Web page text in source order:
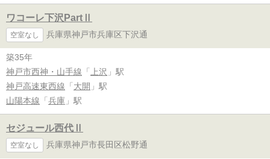
ワコーレ下沢PartⅡ
空室なし 兵庫県神戸市兵庫区下沢通
築35年
神戸市西神・山手線 「 上沢 」駅
神戸高速東西線 「 大開 」駅
山陽本線 「 兵庫 」駅
セジュール西代Ⅱ
空室なし 兵庫県神戸市長田区松野通